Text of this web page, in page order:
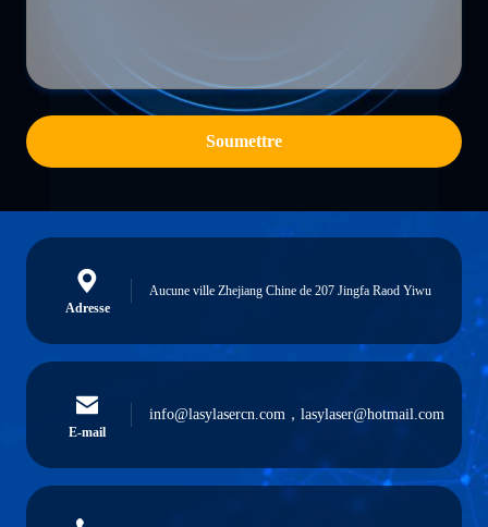
Soumettre
Adresse
Aucune ville Zhejiang Chine de 207 Jingfa Raod Yiwu
E-mail
info@lasylasercn.com，lasylaser@hotmail.com